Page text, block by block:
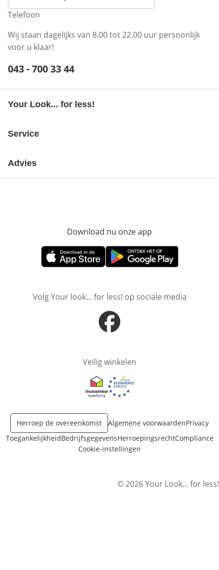
Telefoon
Wij staan dagelijks van 8.00 tot 22.00 uur persoonlijk
voor u klaar!
Telefoonnummer:
043 - 700 33 44
Your Look... for less!
Service
Advies
Download nu onze app
Opent in nieuw vensterOpent in nieuw venster
Volg Your look... for less! op sociale media
Opent in nieuw venster
Veilig winkelen
Opent in nieuw venster
Opent in nieuw venster
Herroep de overeenkomst Algemene voorwaardenPrivacy
ToegankelijkheidBedrijfsgegevensHerroepingsrechtCompliance
Cookie-instellingen
© 2026 Your Look... for less!